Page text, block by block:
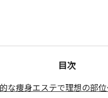
目次
な痩身エステで理想の部